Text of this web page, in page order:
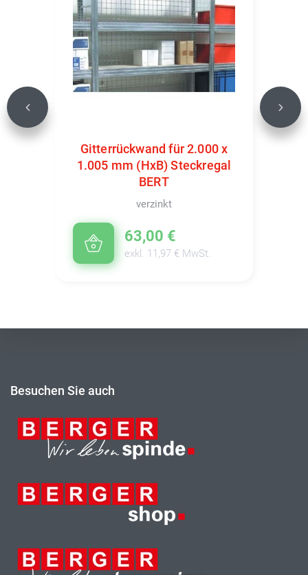
Gitterrückwand für 2.000 x
1.005 mm (HxB) Steckregal
BERT
verzinkt
63,00 €
exkl. 11,97 € MwSt.
Previous Next
Besuchen Sie auch